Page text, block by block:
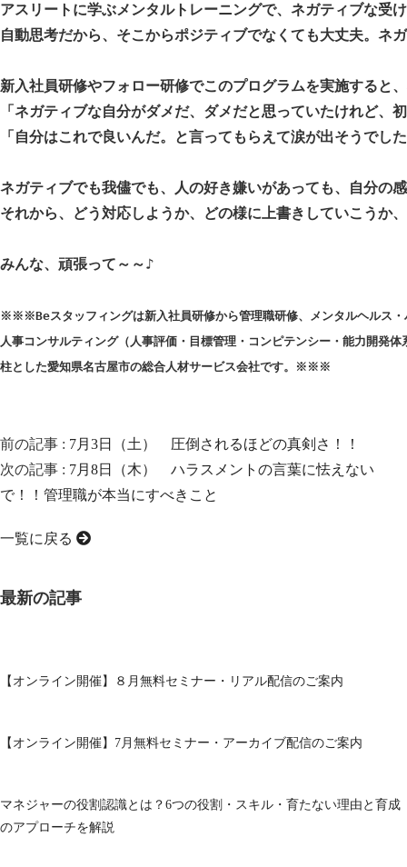
アスリートに学ぶメンタルトレーニングで、ネガティブな受
自動思考だから、そこからポジティブでなくても大丈夫。ネ
新入社員研修やフォロー研修でこのプログラムを実施すると
「ネガティブな自分がダメだ、ダメだと思っていたけれど、
「自分はこれで良いんだ。と言ってもらえて涙が出そうでし
ネガティブでも我儘でも、人の好き嫌いがあっても、自分の
それから、どう対応しようか、どの様に上書きしていこうか
みんな、頑張って～～♪
※※※Beスタッフィングは新入社員研修から管理職研修、メンタルヘルス・
人事コンサルティング（人事評価・目標管理・コンピテンシー・能力開発
柱とした愛知県名古屋市の総合人材サービス会社です。※※※
前の記事 : 7月3日（土） 圧倒されるほどの真剣さ！！
次の記事 : 7月8日（木） ハラスメントの言葉に怯えない
で！！管理職が本当にすべきこと
一覧に戻る
最新の記事
【オンライン開催】８月無料セミナー・リアル配信のご案内
【オンライン開催】7月無料セミナー・アーカイブ配信のご案内
マネジャーの役割認識とは？6つの役割・スキル・育たない理由と育成
のアプローチを解説